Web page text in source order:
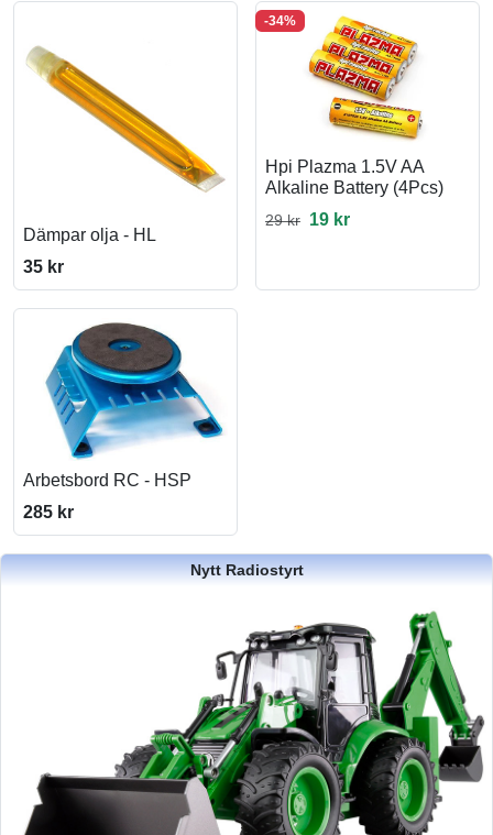
Dämpar olja - HL
35 kr
-34%
Hpi Plazma 1.5V AA
Alkaline Battery (4Pcs)
29 kr 19 kr
Arbetsbord RC - HSP
285 kr
Nytt Radiostyrt